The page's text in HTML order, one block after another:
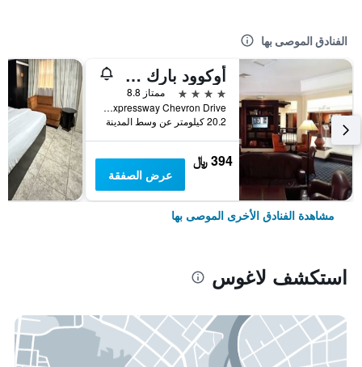
الفنادق الموصى بها
أوكوود بارك هوتل ليكي
4 نجوم
ممتاز 8.8
Lekki Expressway Chevron Drive, لاغوس, نيجيريا
20.2 كيلومتر عن وسط المدينة
394 ﷼
عرض الصفقة
مشاهدة الفنادق الأخرى الموصى بها
استكشف لاغوس